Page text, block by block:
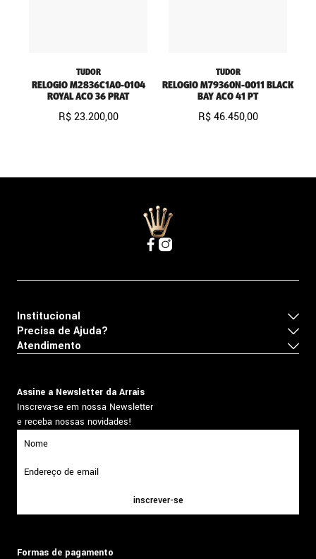
TUDOR
RELOGIO M2836C1A0-0104
ROYAL ACO 36 PRAT
R$ 23.200,00
TUDOR
RELOGIO M79360N-0011 BLACK
BAY ACO 41 PT
R$ 46.450,00
Institucional
Precisa de Ajuda?
Atendimento
Assine a Newsletter da Arrais
Inscreva-se em nossa Newsletter
e receba nossas novidades!
inscrever-se
Formas de pagamento